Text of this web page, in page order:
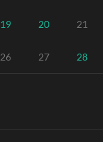
19 20 21
26 27 28